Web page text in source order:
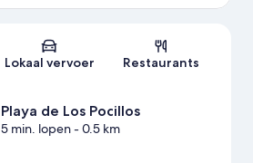
Kaart
Lokaal vervoer Restaurants
Playa de Los Pocillos
5 min. lopen- 0.5 km